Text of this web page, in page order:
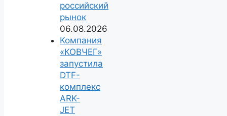
российский
рынок
06.08.2026
Компания
«КОВЧЕГ»
запустила
DTF-
комплекс
ARK-
JET